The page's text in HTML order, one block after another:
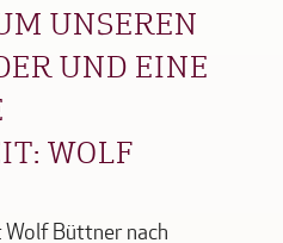
UNSEREN
UND EINE
WOLF
Büttner nach